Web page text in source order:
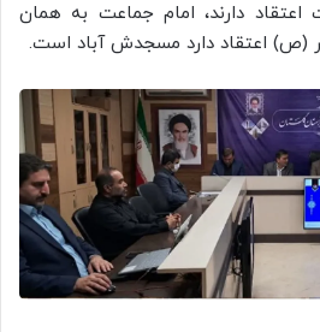
دارند، امام جماعت به همان
(ص) اعتقاد دارد مسجدش آباد است.